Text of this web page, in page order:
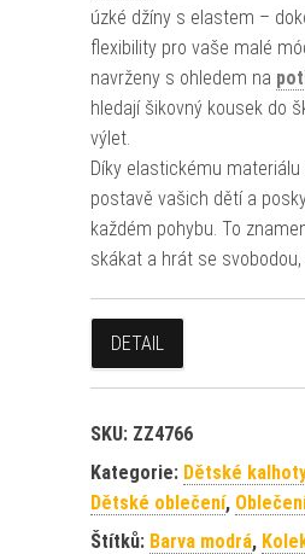
úzké džíny s elastem –
flexibility pro vaše malé
navrženy s ohledem na
hledají šikovný kousek do
výlet.
Díky elastickému
postavě vašich dětí a
každém pohybu. To
skákat a hrát se
DETAIL
SKU: ZZ4766
Kategorie: Dětské kalhoty
Dětské oblečení,
Štítků: Barva modrá,